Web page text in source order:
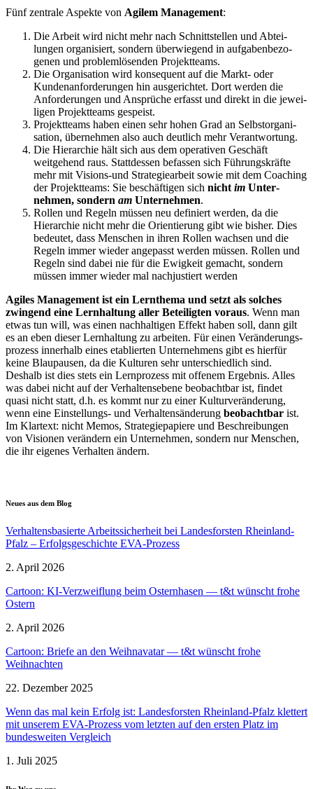
Fünf zentrale Aspekte von Agilem Management:
Die Arbeit wird nicht mehr nach Schnitt­stellen und Abtei­
lungen organi­siert, sondern überwiegend in aufga­ben­be­zo­
genen und problem­lö­senden Projekt­teams.
Die Organi­sation wird konse­quent auf die Markt- oder
Kunden­an­for­de­rungen hin ausge­richtet. Dort werden die
Anfor­de­rungen und Ansprüche erfasst und direkt in die jewei­
ligen Projekt­teams gespeist.
Projekt­teams haben einen sehr hohen Grad an Selbst­or­ga­ni­
sation, übernehmen also auch deutlich mehr Verant­wortung.
Die Hierarchie hält sich aus dem opera­tiven Geschäft
weitgehend raus. Statt­dessen befassen sich Führungs­kräfte
mehr mit Visions-und Strate­gie­arbeit sowie mit dem Coaching
der Projekt­teams: Sie beschäf­tigen sich nicht im Unter­
nehmen, sondern am Unter­nehmen.
Rollen und Regeln müssen neu definiert werden, da die
Hierarchie nicht mehr die Orien­tierung gibt wie bisher. Dies
bedeutet, dass Menschen in ihren Rollen wachsen und die
Regeln immer wieder angepasst werden müssen. Rollen und
Regeln sind dabei nie für die Ewigkeit gemacht, sondern
müssen immer wieder mal nachjus­tiert werden
Agiles Management ist ein Lernthema und setzt als solches
zwingend eine Lernhaltung aller Betei­ligten voraus. Wenn man
etwas tun will, was einen nachhal­tigen Effekt haben soll, dann gilt
es an eben dieser Lernhaltung zu arbeiten. Für einen Verän­de­rungs­
prozess innerhalb eines etablierten Unter­nehmens gibt es hierfür
keine Blaupausen, da die Kulturen sehr unter­schiedlich sind.
Deshalb ist dies stets ein Lernprozess mit offenem Ergebnis. Alles
was dabei nicht auf der Verhal­tens­ebene beobachtbar ist, findet
quasi nicht statt, d.h. es kommt nur zu einer Kultur­ver­än­derung,
wenn eine Einstel­lungs- und Verhal­tens­än­derung beobachtbar ist.
Im Klartext: nicht Memos, Strate­gie­pa­piere und Beschrei­bungen
von Visionen verändern ein Unter­nehmen, sondern nur Menschen,
die ihr eigenes Verhalten ändern.
Neues aus dem Blog
Verhal­tens­ba­sierte Arbeits­si­cherheit bei Landes­forsten Rheinland-
Pfalz – Erfolgs­ge­schichte EVA-Prozess
2. April 2026
Cartoon: KI-Verzweiflung beim Ostern­hasen — t&t wünscht frohe
Ostern
2. April 2026
Cartoon: Briefe an den Weihnavatar — t&t wünscht frohe
Weihnachten
22. Dezember 2025
Wenn das mal kein Erfolg ist: Landes­forsten Rheinland-Pfalz klettert
mit unserem EVA-Prozess vom letzten auf den ersten Platz im
bundes­weiten Vergleich
1. Juli 2025